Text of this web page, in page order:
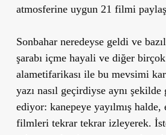
atmosferine uygun 21 filmi
Sonbahar neredeyse geldi ve
şarabı içme hayali ve diğer
alametifarikası ile bu mevsimi
yazı nasıl geçirdiyse aynı
ediyor: kanepeye yayılmış halde,
filmleri tekrar tekrar izleyerek.